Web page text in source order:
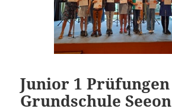
Junior 1 Prüfungen
Grundschule Seeon